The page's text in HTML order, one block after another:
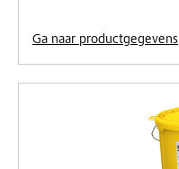
Ga naar productgegevens